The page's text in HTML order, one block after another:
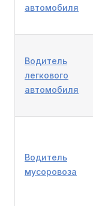
автомобиля
Водитель
легкового
автомобиля
Водитель
мусоровоза